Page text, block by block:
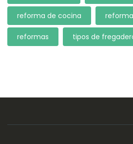
reforma de cocina
reformas tipos de